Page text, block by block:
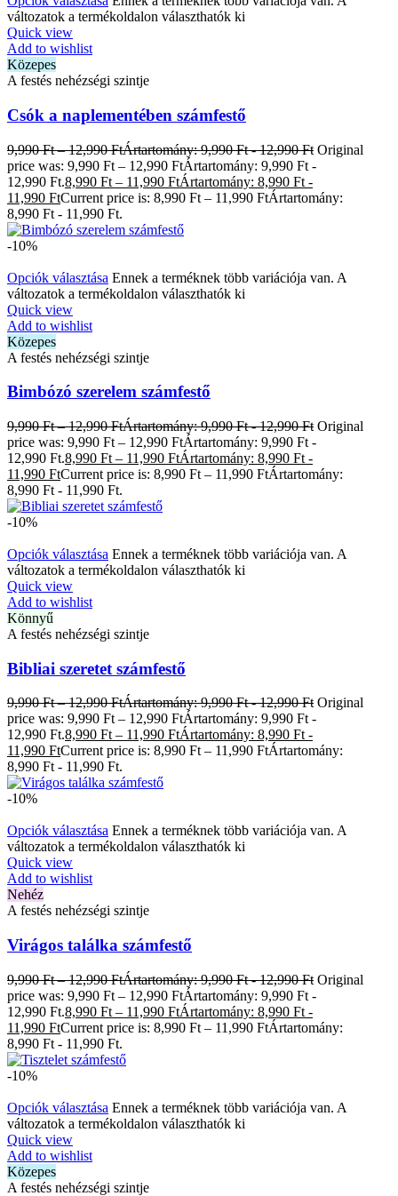
változatok a termékoldalon választhatók ki
Quick view
Add to wishlist
Közepes
A festés nehézségi szintje
Csók a naplementében számfestő
9,990Ft – 12,990FtÁrtartomány: 9,990 Ft - 12,990 Ft Original
price was: 9,990 Ft – 12,990 FtÁrtartomány: 9,990 Ft -
12,990 Ft.8,990 Ft – 11,990 FtÁrtartomány: 8,990 Ft -
11,990 FtCurrent price is: 8,990 Ft – 11,990 FtÁrtartomány:
8,990 Ft - 11,990 Ft.
-10%
Opciók választása Ennek a terméknek több variációja van. A
változatok a termékoldalon választhatók ki
Quick view
Add to wishlist
Közepes
A festés nehézségi szintje
Bimbózó szerelem számfestő
9,990Ft – 12,990FtÁrtartomány: 9,990 Ft - 12,990 Ft Original
price was: 9,990 Ft – 12,990 FtÁrtartomány: 9,990 Ft -
12,990 Ft.8,990 Ft – 11,990 FtÁrtartomány: 8,990 Ft -
11,990 FtCurrent price is: 8,990 Ft – 11,990 FtÁrtartomány:
8,990 Ft - 11,990 Ft.
-10%
Opciók választása Ennek a terméknek több variációja van. A
változatok a termékoldalon választhatók ki
Quick view
Add to wishlist
Könnyű
A festés nehézségi szintje
Bibliai szeretet számfestő
9,990Ft – 12,990FtÁrtartomány: 9,990 Ft - 12,990 Ft Original
price was: 9,990 Ft – 12,990 FtÁrtartomány: 9,990 Ft -
12,990 Ft.8,990 Ft – 11,990 FtÁrtartomány: 8,990 Ft -
11,990 FtCurrent price is: 8,990 Ft – 11,990 FtÁrtartomány:
8,990 Ft - 11,990 Ft.
-10%
Opciók választása Ennek a terméknek több variációja van. A
változatok a termékoldalon választhatók ki
Quick view
Add to wishlist
Nehéz
A festés nehézségi szintje
Virágos találka számfestő
9,990Ft – 12,990FtÁrtartomány: 9,990 Ft - 12,990 Ft Original
price was: 9,990 Ft – 12,990 FtÁrtartomány: 9,990 Ft -
12,990 Ft.8,990 Ft – 11,990 FtÁrtartomány: 8,990 Ft -
11,990 FtCurrent price is: 8,990 Ft – 11,990 FtÁrtartomány:
8,990 Ft - 11,990 Ft.
-10%
Opciók választása Ennek a terméknek több variációja van. A
változatok a termékoldalon választhatók ki
Quick view
Add to wishlist
Közepes
A festés nehézségi szintje